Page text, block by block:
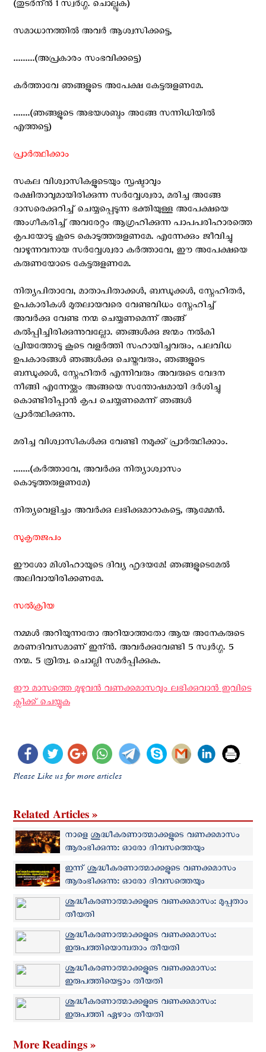
(തുടര്‍ന്ന്‍ 1 സ്വര്‍ഗ്ഗ. ചൊല്ലുക)
സമാധാനത്തില്‍ അവര്‍ ആശ്വസിക്കട്ടെ,
.........(അപ്രകാരം സംഭവിക്കട്ടെ)
കര്‍ത്താവേ ഞങ്ങളുടെ അപേക്ഷ കേട്ടരുളണമേ.
.......(ഞങ്ങളുടെ അഭയശബ്ദം അങ്ങേ സന്നിധിയില്‍
എത്തട്ടെ)
പ്രാര്‍ത്ഥിക്കാം
സകല വിശ്വാസികളുടെയും സൃഷ്ടാവും
രക്ഷിതാവുമായിരിക്കുന്ന സര്‍വ്വേശ്വരാ, മരിച്ച അങ്ങേ
ദാസരെക്കുറിച്ച് ചെയ്യപ്പെടുന്ന ഭക്തിയുള്ള അപേക്ഷയെ
അംഗീകരിച്ച് അവരേറ്റം ആഗ്രഹിക്കുന്ന പാപപരിഹാരത്തെ
കൃപയോടു കൂടെ കൊടുത്തരുളണമേ. എന്നേക്കും ജീവിച്ചു
വാഴുന്നവനായ സര്‍വ്വേശ്വരാ കര്‍ത്താവേ, ഈ അപേക്ഷയെ
കരുണയോടെ കേട്ടരുളണമേ.
നിത്യപിതാവേ, മാതാപിതാക്കള്‍, ബന്ധുക്കള്‍, സ്നേഹിതര്‍,
ഉപകാരികള്‍ മുതലായവരെ വേണ്ടവിധം സ്നേഹിച്ച്
അവര്‍ക്കു വേണ്ട നന്മ ചെയ്യണമെന്ന് അങ്ങ്
കല്‍പ്പിച്ചിരിക്കുന്നുവല്ലോ. ഞങ്ങള്‍ക്കു ജന്മം നല്‍കി
പ്രിയത്തോടു കൂടെ വളര്‍ത്തി സഹായിച്ചവരും, പലവിധ
ഉപകാരങ്ങള്‍ ഞങ്ങള്‍ക്കു ചെയ്തവരും, ഞങ്ങളുടെ
ബന്ധുക്കള്‍, സ്നേഹിതര്‍ എന്നിവരും അവരുടെ വേദന
നീങ്ങി എന്നേയ്ക്കും അങ്ങയെ സന്തോഷമായി ദര്‍ശിച്ചു
കൊണ്ടിരിപ്പാന്‍ കൃപ ചെയ്യണമെന്ന് ഞങ്ങള്‍
പ്രാര്‍ത്ഥിക്കുന്നു.
മരിച്ച വിശ്വാസികള്‍ക്കു വേണ്ടി നമുക്ക് പ്രാര്‍ത്ഥിക്കാം.
.......(കര്‍ത്താവേ, അവര്‍ക്കു നിത്യാശ്വാസം
കൊടുത്തരുളണമേ)
നിത്യവെളിച്ചം അവര്‍ക്കു ലഭിക്കുമാറാകട്ടെ, ആമ്മേന്‍.
സുകൃതജപം
ഈശോ മിശിഹായുടെ ദിവ്യ ഹൃദയമേ! ഞങ്ങളുടെമേല്‍
അലിവായിരിക്കണമേ.
സല്‍ക്രിയ
നമ്മള്‍ അറിയുന്നതോ അറിയാത്തതോ ആയ അനേകരുടെ
മരണദിവസമാണ് ഇന്ന്‍. അവര്‍ക്കുവേണ്ടി 5 സ്വര്‍ഗ്ഗ. 5
നന്മ. 5 ത്രിത്വ. ചൊല്ലി സമര്‍പ്പിക്കുക.
ഈ മാസത്തെ മുഴുവന്‍ വണക്കമാസവും ലഭിക്കുവാന്‍ ഇവിടെ
ക്ലിക്ക് ചെയ്യുക
Please Like us for more articles
Related Articles »
നാളെ ശുദ്ധീകരണാത്മാക്കളുടെ വണക്കമാസം
ആരംഭിക്കുന്നു: ഓരോ ദിവസത്തെയും
പ്രാർത്ഥനകൾ പ്രവാചക ശബ്ദത്തിൽ
ഇന്ന് ശുദ്ധീകരണാത്മാക്കളുടെ വണക്കമാസം
ആരംഭിക്കുന്നു: ഓരോ ദിവസത്തെയും
പ്രാർത്ഥനകൾ പ്രവാചക ശബ്ദത്തിൽ
ശുദ്ധീകരണാത്മാക്കളുടെ വണക്കമാസം: മുപ്പതാം
തീയതി
ശുദ്ധീകരണാത്മാക്കളുടെ വണക്കമാസം:
ഇരുപത്തിയൊമ്പതാം തീയതി
ശുദ്ധീകരണാത്മാക്കളുടെ വണക്കമാസം:
ഇരുപത്തിയെട്ടാം തീയതി
ശുദ്ധീകരണാത്മാക്കളുടെ വണക്കമാസം:
ഇരുപത്തി ഏഴാം തീയതി
More Readings »